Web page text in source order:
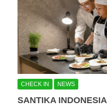
CHECK IN NEWS
SANTIKA